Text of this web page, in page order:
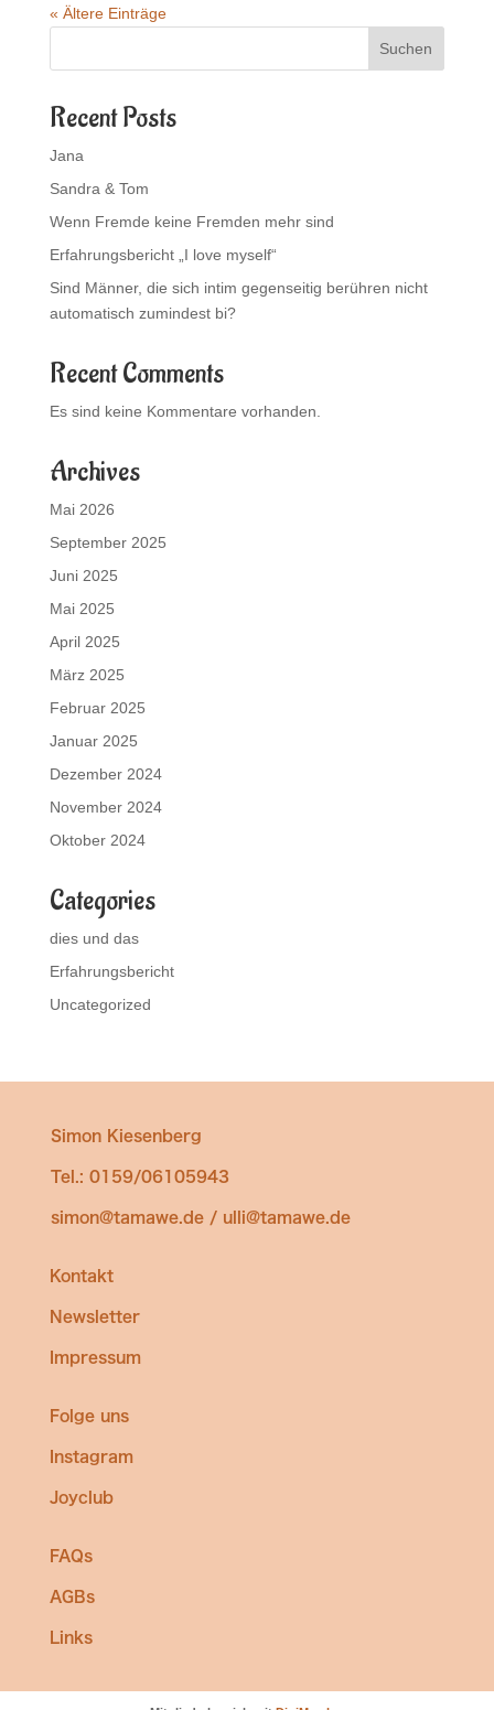
« Ältere Einträge
Suchen
Recent Posts
Jana
Sandra & Tom
Wenn Fremde keine Fremden mehr sind
Erfahrungsbericht „I love myself“
Sind Männer, die sich intim gegenseitig berühren nicht
automatisch zumindest bi?
Recent Comments
Es sind keine Kommentare vorhanden.
Archives
Mai 2026
September 2025
Juni 2025
Mai 2025
April 2025
März 2025
Februar 2025
Januar 2025
Dezember 2024
November 2024
Oktober 2024
Categories
dies und das
Erfahrungsbericht
Uncategorized
Simon Kiesenberg
Tel.: 0159/06105943
simon@tamawe.de / ulli@tamawe.de
Kontakt
Newsletter
Impressum
Folge uns
Instagram
Joyclub
FAQs
AGBs
Links